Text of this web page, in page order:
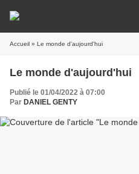
Accueil » Le monde d'aujourd'hui
Le monde d'aujourd'hui
Publié le 01/04/2022 à 07:00
Par DANIEL GENTY